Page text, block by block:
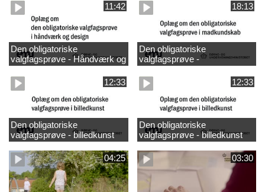
11:42
Den obligatoriske
valgfagsprøve - Håndværk og
design
18:13
Den obligatoriske
valgfagsprøve -
madkundskab
12:33
Den obligatoriske
valgfagsprøve - billedkunst
større LK
12:33
Den obligatoriske
valgfagsprøve - billedkunst
04:25 03:30